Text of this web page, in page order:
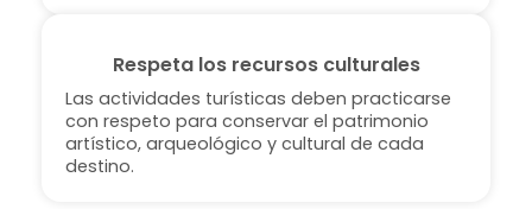
Respeta los recursos culturales
Las actividades turísticas deben practicarse
con respeto para conservar el patrimonio
artístico, arqueológico y cultural de cada
destino.